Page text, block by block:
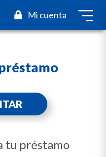
Mi cuenta
tu préstamo